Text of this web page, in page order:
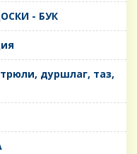
- БУК
дуршлаг, таз,